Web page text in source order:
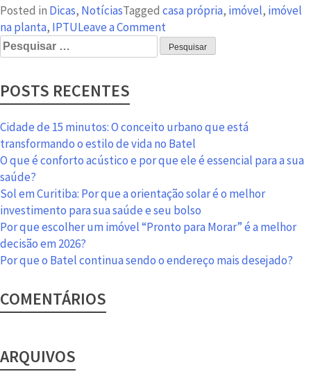
Posted in Dicas, NotíciasTagged casa própria, imóvel, imóvel
na planta, IPTULeave a Comment
Imóvel
na
vantagens
na
hora
adquirir
o
seu
Pesquisar
por:
POSTS RECENTES
Cidade de 15 minutos: O conceito urbano que está
transformando o estilo de vida no Batel
O que é conforto acústico e por que ele é essencial para a sua
saúde?
Sol em Curitiba: Por que a orientação solar é o melhor
investimento para sua saúde e seu bolso
Por que escolher um imóvel “Pronto para Morar” é a melhor
decisão em 2026?
Por que o Batel continua sendo o endereço mais desejado?
COMENTÁRIOS
ARQUIVOS